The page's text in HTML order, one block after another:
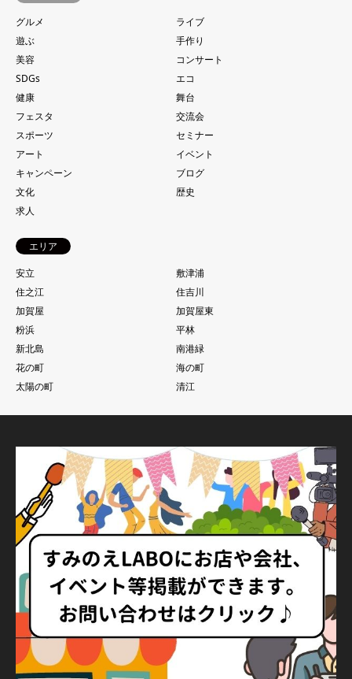
グルメ
ライブ
遊ぶ
手作り
美容
コンサート
SDGs
エコ
健康
舞台
フェスタ
交流会
スポーツ
セミナー
アート
イベント
キャンペーン
ブログ
文化
歴史
求人
エリア
安立
敷津浦
住之江
住吉川
加賀屋
加賀屋東
粉浜
平林
新北島
南港緑
花の町
海の町
太陽の町
清江